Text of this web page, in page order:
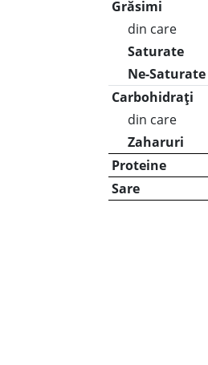
Grăsimi
din care
Saturate
Ne-Saturate
Carbohidrați
din care
Zaharuri
Proteine
Sare